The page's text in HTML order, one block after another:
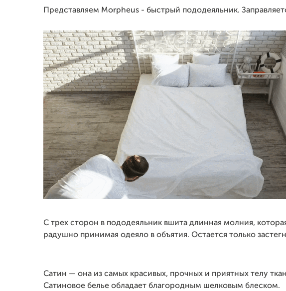
Представляем Morpheus - быстрый пододеяльник.
С трех сторон в пододеяльник вшита длинная молния,
радушно принимая одеяло в объятия. Остается только
Сатин — она из самых красивых, прочных и приятных телу
Сатиновое белье обладает благородным шелковым блеском.